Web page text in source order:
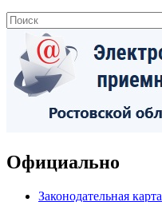
Официально
Законодательная карта